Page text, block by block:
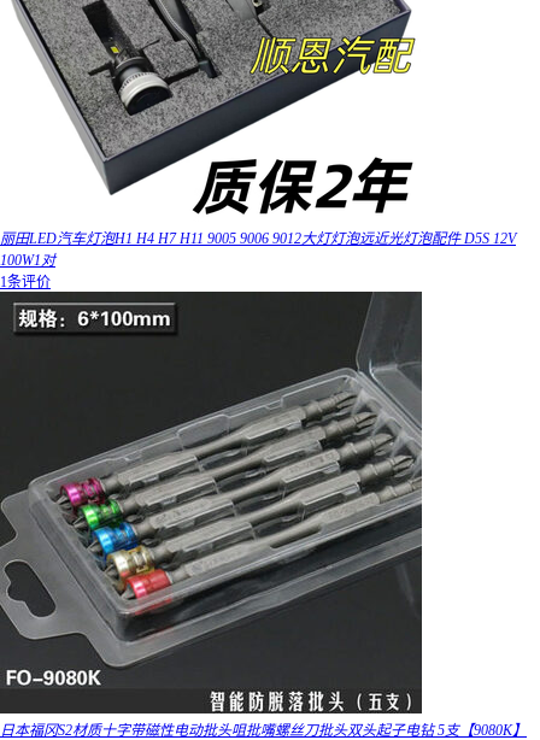
丽田LED汽车灯泡H1 H4 H7 H11 9005 9006 9012大灯灯泡远近光灯泡配件 D5S 12V
100W1对
1条评价
日本福冈S2材质十字带磁性电动批头咀批嘴螺丝刀批头双头起子电钻 5支【9080K】